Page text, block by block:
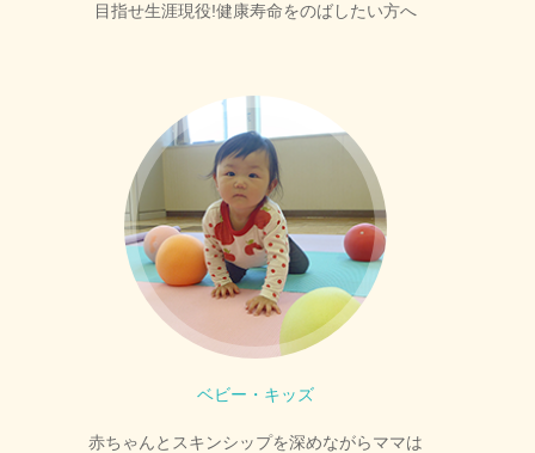
目指せ生涯現役!健康寿命をのばしたい方へ
ベビー・キッズ
赤ちゃんとスキンシップを深めながらママは